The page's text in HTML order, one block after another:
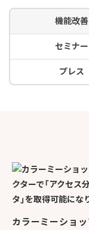
機能改善
セミナー
プレス
カラーミーショ